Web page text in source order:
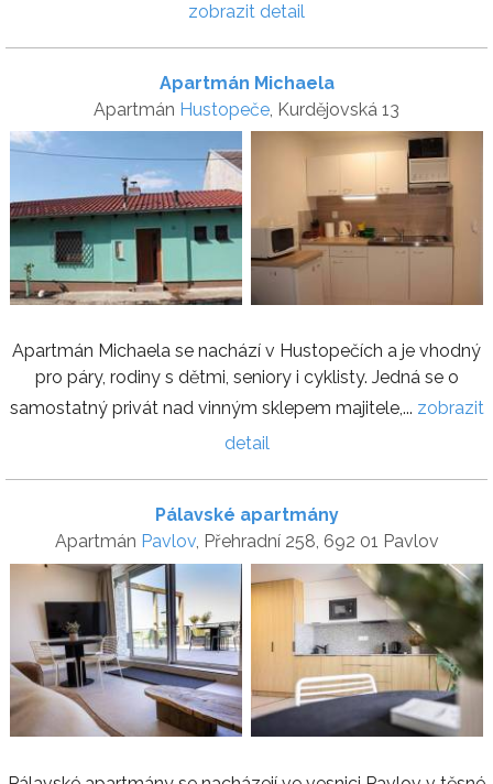
zobrazit detail
Apartmán Michaela
Apartmán Hustopeče, Kurdějovská 13
Apartmán Michaela se nachází v Hustopečích a je vhodný
pro páry, rodiny s dětmi, seniory i cyklisty. Jedná se o
samostatný privát nad vinným sklepem majitele,... zobrazit
detail
Pálavské apartmány
Apartmán Pavlov, Přehradní 258, 692 01 Pavlov